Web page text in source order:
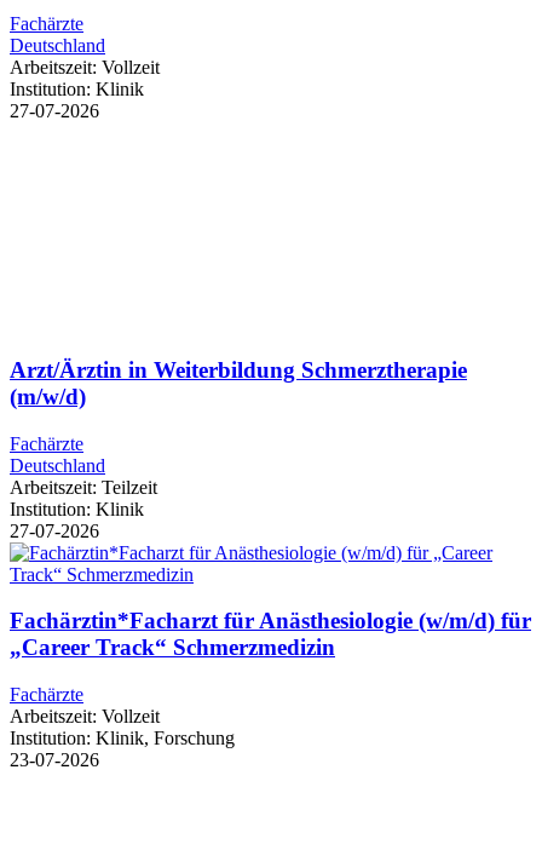
Fachärzte
Deutschland
Arbeitszeit: Vollzeit
Institution: Klinik
27-07-2026
Arzt/Ärztin in Weiterbildung Schmerztherapie
(m/w/d)
Fachärzte
Deutschland
Arbeitszeit: Teilzeit
Institution: Klinik
27-07-2026
Fachärztin*Facharzt für Anästhesiologie (w/m/d) für
„Career Track“ Schmerzmedizin
Fachärzte
Arbeitszeit: Vollzeit
Institution: Klinik, Forschung
23-07-2026